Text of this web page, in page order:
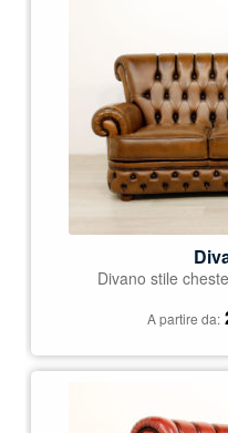
Divano stile
A partire da: